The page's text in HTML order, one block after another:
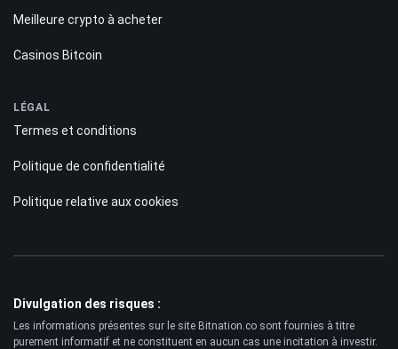
Meilleure crypto à acheter
Casinos Bitcoin
LÉGAL
Termes et conditions
Politique de confidentialité
Politique relative aux cookies
Divulgation des risques :
Les informations présentes sur le site Bitnation.co sont fournies à titre
purement informatif et ne constituent en aucun cas une incitation à investir.